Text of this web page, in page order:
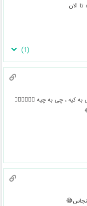
(
1
)
، چی به چیه 😵‍💫😵‍💫😵‍💫